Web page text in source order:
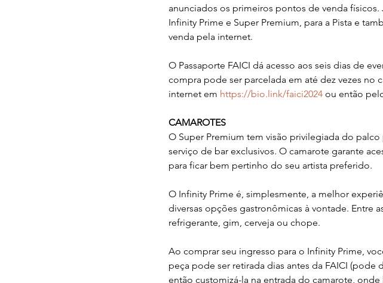
anunciados os primeiros pontos de venda
Infinity Prime e Super Premium, para a Pista e
venda pela internet.
O Passaporte FAICI dá acesso aos seis dias de
compra pode ser parcelada em até dez vezes no
internet em https://bio.link/faici2024 ou então
CAMAROTES
O Super Premium tem visão privilegiada do
serviço de bar exclusivos. O camarote garante
para ficar bem pertinho do seu artista preferido.
O Infinity Prime é, simplesmente, a melhor
diversas opções gastronômicas à vontade. Entre
refrigerante, gim, cerveja ou chope.
Ao comprar seu ingresso para o Infinity Prime,
peça pode ser retirada dias antes da FAICI
então customizá-la na entrada do camarote,